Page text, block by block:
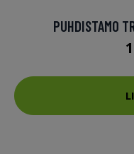
PUHDISTAMO